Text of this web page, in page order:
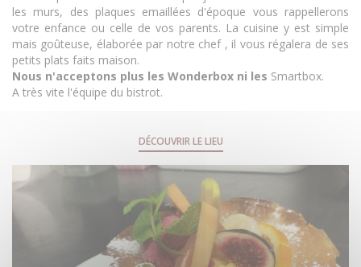
les murs, des plaques emaillées d'époque vous rappellerons
votre enfance ou celle de vos parents. La cuisine y est simple
mais goûteuse, élaborée par notre chef , il vous régalera de ses
petits plats faits maison.
Nous n'acceptons plus les Wonderbox ni les Smartbox.
A très vite l'équipe du bistrot.
DÉCOUVRIR LE LIEU